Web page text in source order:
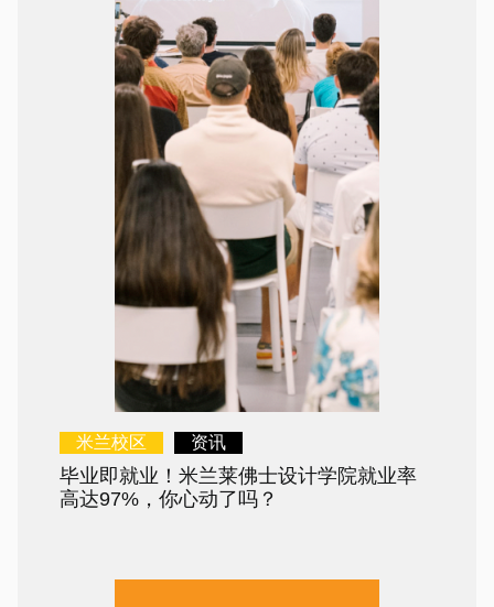
米兰校区 资讯
毕业即就业！米兰莱佛士设计学院就业率
高达97%，你心动了吗？